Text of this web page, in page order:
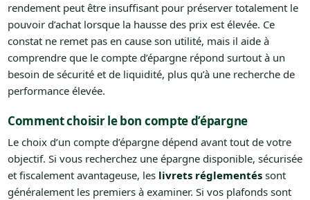
rendement peut être insuffisant pour préserver totalement le
pouvoir d’achat lorsque la hausse des prix est élevée. Ce
constat ne remet pas en cause son utilité, mais il aide à
comprendre que le compte d’épargne répond surtout à un
besoin de sécurité et de liquidité, plus qu’à une recherche de
performance élevée.
Comment choisir le bon compte d’épargne
Le choix d’un compte d’épargne dépend avant tout de votre
objectif. Si vous recherchez une épargne disponible, sécurisée
et fiscalement avantageuse, les livrets réglementéssont
généralement les premiers à examiner. Si vos plafonds sont